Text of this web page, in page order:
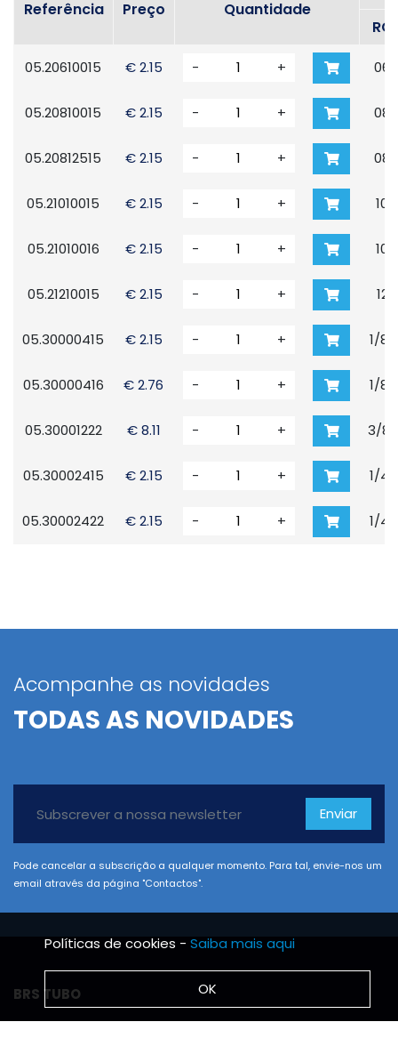
Referência Preço
Quantidade
05.20610015 € 2.15 - +
05.20810015 € 2.15 - +
05.20812515 € 2.15 - +
05.21010015 € 2.15 - +
05.21010016 € 2.15 - +
05.21210015 € 2.15 - +
05.30000415 € 2.15 - + 1/8"
05.30000416 € 2.76 - + 1/8"
05.30001222 € 8.11 - + 3/8"
05.30002415 € 2.15 - + 1/4"
05.30002422 € 2.15 - + 1/4"
Acompanhe as novidades
TODAS AS NOVIDADES
Enviar
Pode cancelar a subscrição a qualquer momento. Para tal, envie-nos um
email através da página "Contactos".
BRS TUBO
Políticas de cookies - Saiba mais aqui
OK